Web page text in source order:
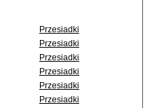
Przesiadki
Przesiadki
Przesiadki
Przesiadki
Przesiadki
Przesiadki